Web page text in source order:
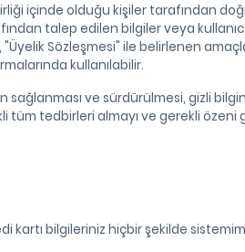
içinde olduğu kişiler tarafından
talep edilen bilgiler veya
Sözleşmesi" ile belirlenen
kullanılabilir.
sağlanması ve sürdürülmesi, gizli
tüm tedbirleri almayı ve gerekli
kartı bilgileriniz hiçbir şekilde